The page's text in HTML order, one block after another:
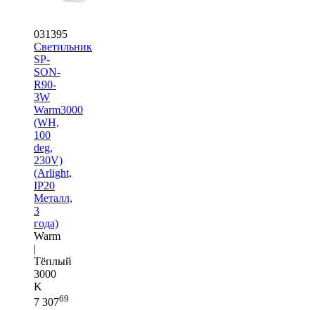
031395
Светильник
SP-
SON-
R90-
3W
Warm3000
(WH,
100
deg,
230V)
(Arlight,
IP20
Металл,
3
года)
Warm
|
Тёплый
3000
K
7 30769